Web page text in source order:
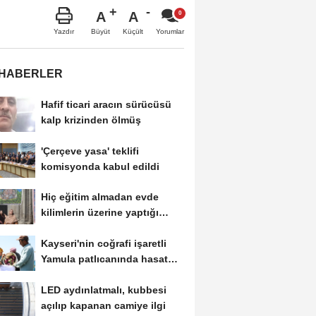
Yazdır
A
Büyüt
A
Küçült Yorumlar
Hafif ticari aracın sürücüsü
kalp krizinden ölmüş
'Çerçeve yasa' teklifi
komisyonda kabul edildi
Hiç eğitim almadan evde
kilimlerin üzerine yaptığı
Kayseri'nin coğrafi işaretli
Yamula patlıcanında hasat
LED aydınlatmalı, kubbesi
açılıp kapanan camiye ilgi